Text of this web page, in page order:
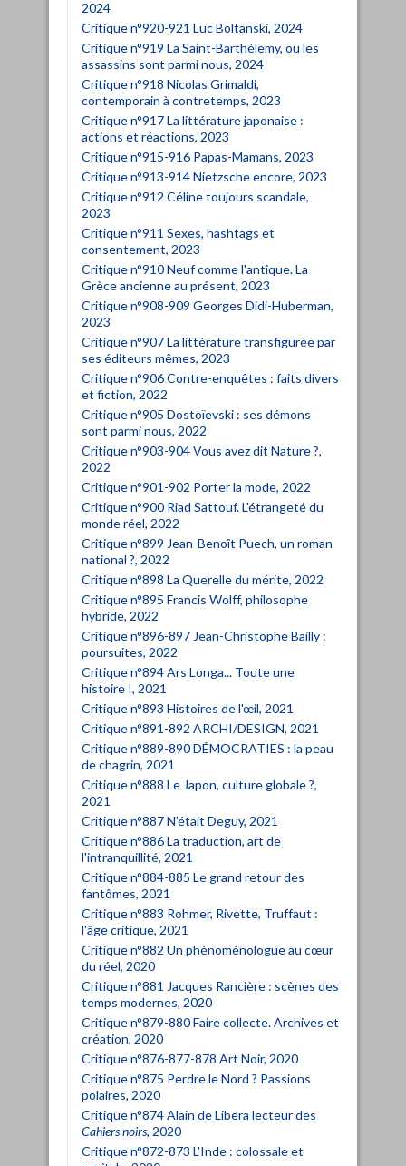
2024
Critique n°920-921 Luc Boltanski, 2024
Critique n°919 La Saint-Barthélemy, ou les
assassins sont parmi nous, 2024
Critique n°918 Nicolas Grimaldi,
contemporain à contretemps, 2023
Critique n°917 La littérature japonaise :
actions et réactions, 2023
Critique n°915-916 Papas-Mamans, 2023
Critique n°913-914 Nietzsche encore, 2023
Critique n°912 Céline toujours scandale,
2023
Critique n°911 Sexes, hashtags et
consentement, 2023
Critique n°910 Neuf comme l'antique. La
Grèce ancienne au présent, 2023
Critique n°908-909 Georges Didi-Huberman,
2023
Critique n°907 La littérature transfigurée par
ses éditeurs mêmes, 2023
Critique n°906 Contre-enquêtes : faits divers
et fiction, 2022
Critique n°905 Dostoïevski : ses démons
sont parmi nous, 2022
Critique n°903-904 Vous avez dit Nature ?,
2022
Critique n°901-902 Porter la mode, 2022
Critique n°900 Riad Sattouf. L'étrangeté du
monde réel, 2022
Critique n°899 Jean-Benoît Puech, un roman
national ?, 2022
Critique n°898 La Querelle du mérite, 2022
Critique n°895 Francis Wolff, philosophe
hybride, 2022
Critique n°896-897 Jean-Christophe Bailly :
poursuites, 2022
Critique n°894 Ars Longa... Toute une
histoire !, 2021
Critique n°893 Histoires de l'œil, 2021
Critique n°891-892 ARCHI/DESIGN, 2021
Critique n°889-890 DÉMOCRATIES : la peau
de chagrin, 2021
Critique n°888 Le Japon, culture globale ?,
2021
Critique n°887 N'était Deguy, 2021
Critique n°886 La traduction, art de
l'intranquillité, 2021
Critique n°884-885 Le grand retour des
fantômes, 2021
Critique n°883 Rohmer, Rivette, Truffaut :
l'âge critique, 2021
Critique n°882 Un phénoménologue au cœur
du réel, 2020
Critique n°881 Jacques Rancière : scènes des
temps modernes, 2020
Critique n°879-880 Faire collecte. Archives et
création, 2020
Critique n°876-877-878 Art Noir, 2020
Critique n°875 Perdre le Nord ? Passions
polaires, 2020
Critique n°874 Alain de Libera lecteur des
Cahiers noirs, 2020
Critique n°872-873 L'Inde : colossale et